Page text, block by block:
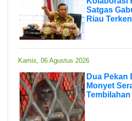
Satgas
Riau
Kamis, 06 Agustus 2026
Dua Pekan
Monyet